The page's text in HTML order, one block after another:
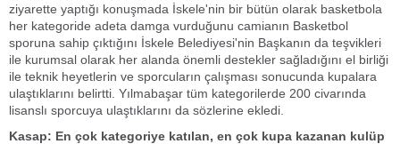
ziyarette yaptığı konuşmada İskele'nin bir bütün olarak basketbola
her kategoride adeta damga vurduğunu camianın Basketbol
sporuna sahip çıktığını İskele Belediyesi'nin Başkanın da teşvikleri
ile kurumsal olarak her alanda önemli destekler sağladığını el birliği
ile teknik heyetlerin ve sporcuların çalışması sonucunda kupalara
ulaştıklarını belirtti. Yılmabaşar tüm kategorilerde 200 civarında
lisanslı sporcuya ulaştıklarını da sözlerine ekledi.
Kasap: En çok kategoriye katılan, en çok kupa kazanan kulüp